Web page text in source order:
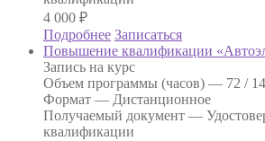
4 000 ₽
Подробнее Записаться
Повышение квалификации
Запись на курс
Объем программы (часов) — 72 /
Формат — Дистанционное
Получаемый документ —
квалификации